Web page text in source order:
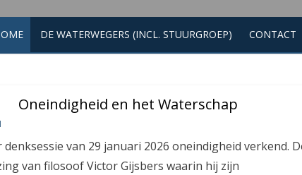
DE WATERWEGERS (INCL. STUURGROEP) CONTACT
Oneindigheid en het Waterschap
van 29 januari 2026 oneindigheid verkend.
van filosoof Victor Gijsbers waarin hij zijn